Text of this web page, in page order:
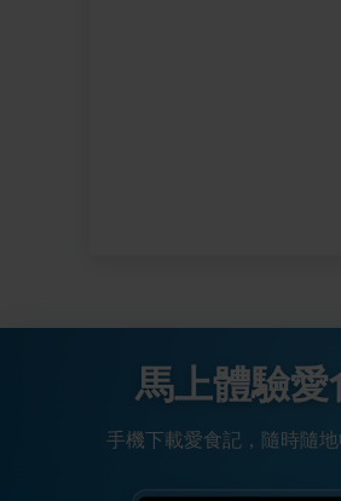
馬上體驗愛
手機下載愛食記，隨時隨地